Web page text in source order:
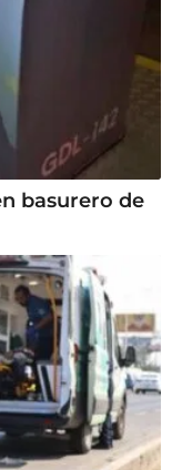
basurero de